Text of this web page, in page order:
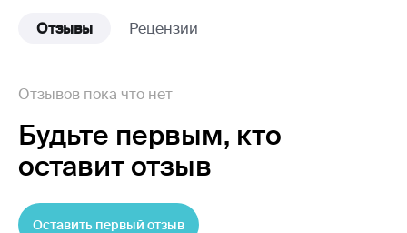
Отзывы Рецензии
Отзывов пока что нет
Будьте первым, кто
оставит отзыв
Оставить первый отзыв